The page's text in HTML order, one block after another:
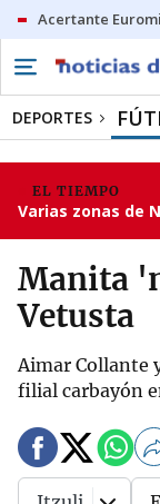
Acertante
DEPORTES
EL TIEMPO
Varias zonas de
Manita
Vetusta
Aimar Collante
filial carbayón